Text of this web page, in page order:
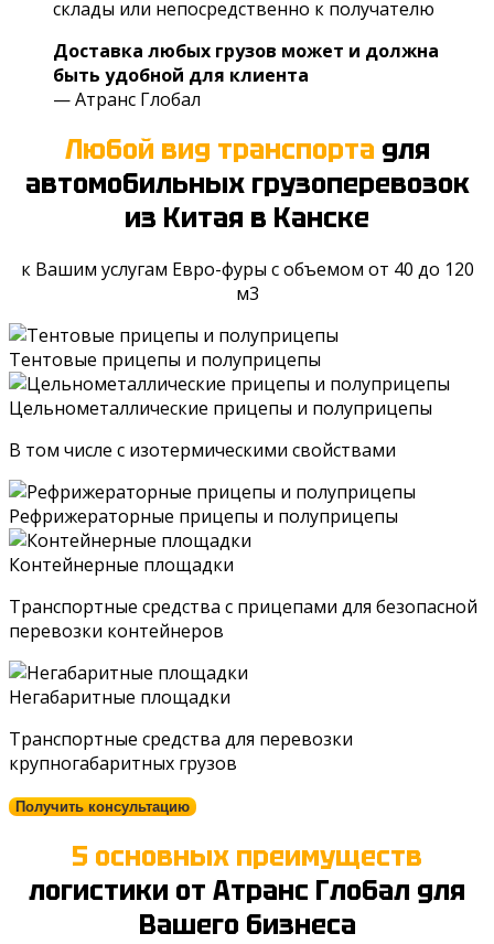
склады или непосредственно к получателю
Доставка любых грузов может и должна
быть удобной для клиента
— Атранс Глобал
Любой вид транспорта для
автомобильных грузоперевозок
из Китая в Канске
к Вашим услугам Евро-фуры с объемом от 40 до 120
м3
Тентовые прицепы и полуприцепы
Цельно­металлические прицепы и полуприцепы
В том числе c изотермическими свойствами
Рефрижераторные прицепы и полуприцепы
Контейнерные площадки
Транспортные средства с прицепами для безопасной
перевозки контейнеров
Негабаритные площадки
Транспортные средства для перевозки
крупногабаритных грузов
Получить консультацию
5 основных преимуществ
логистики от Атранс Глобал для
Вашего бизнеса